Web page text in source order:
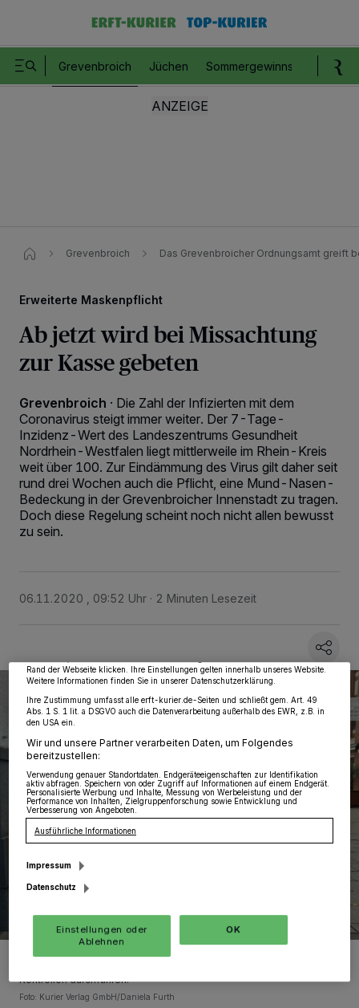
Grevenbroich Jüchen Sommergewinnspiel
Grevenbroich Das Grevenbroicher Ordnungsamt greift
Erweiterte Maskenpflicht
Ab jetzt wird bei Missachtung
zur Kasse gebeten
Grevenbroich · Die Zahl der Infizierten mit dem
Coronavirus steigt immer weiter. Der 7-Tage-
Inzidenz-Wert des Landeszentrums Gesundheit
Nordrhein-Westfalen liegt mittlerweile im Rhein-Kreis
weit über 100. Zur Eindämmung des Virus gilt daher seit
rund drei Wochen auch die Pflicht, eine Mund-Nasen-
Bedeckung in der Grevenbroicher Innenstadt zu tragen.
Doch diese Regelung scheint noch nicht allen bewusst
zu sein.
06.11.2020 , 09:52 Uhr 2 Minuten Lesezeit
Auf die Maskenpflicht wird mit Schildern an den entsprechenden
Kontrollen durchführen.
Foto: Kurier Verlag GmbH/Daniela Furth
von OK aktivieren Sie Tracking-Technologien für die unter „Wir und unsere
Rand der Webseite klicken. Ihre Einstellungen gelten innerhalb unseres Website.
Weitere Informationen finden Sie in unserer Datenschutzerklärung.
Ihre Zustimmung umfasst alle erft-kurier.de-Seiten und schließt gem. Art. 49
Abs. 1 S. 1 lit. a DSGVO auch die Datenverarbeitung außerhalb des EWR, z.B. in
den USA ein.
Wir und unsere Partner verarbeiten Daten, um Folgendes
bereitzustellen:
Verwendung genauer Standortdaten. Endgeräteeigenschaften zur Identifikation
aktiv abfragen. Speichern von oder Zugriff auf Informationen auf einem Endgerät.
Personalisierte Werbung und Inhalte, Messung von Werbeleistung und der
Performance von Inhalten, Zielgruppenforschung sowie Entwicklung und
Verbesserung von Angeboten.
Ausführliche Informationen
Impressum
Datenschutz
Einstellungen oder
Ablehnen
OK